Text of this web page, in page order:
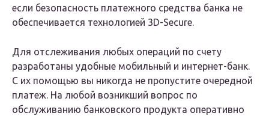
если безопасность платежного средства банка не
обеспечивается технологией 3D-Secure.
Для отслеживания любых операций по счету
разработаны удобные мобильный и интернет-банк.
С их помощью вы никогда не пропустите очередной
платеж. На любой возникший вопрос по
обслуживанию банковского продукта оперативно